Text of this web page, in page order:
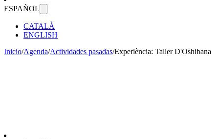
ESPAÑOL
CATALÀ
ENGLISH
Inicio/Agenda/Actividades pasadas/Experiència: Taller D'Oshibana